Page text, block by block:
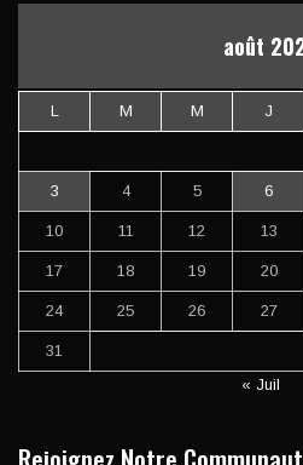
août
L M M J
3 4 5 6
10 11 12 13
17 18 19 20
24 25 26 27
31
« Juil